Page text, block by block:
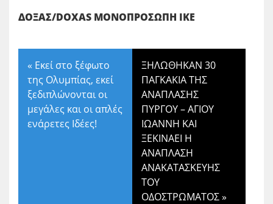
ΔΟΞΑΣ/DOXAS ΜΟΝΟΠΡΟΣΩΠΗ ΙΚΕ
« Εκεί στο ξέφωτο
της Ολυμπίας, εκεί
ξεδιπλώνονται οι
μεγάλες και οι απλές
ενάρετες Ιδέες!
ΞΗΛΩΘΗΚΑΝ 30
ΠΑΓΚΑΚΙΑ ΤΗΣ
ΑΝΑΠΛΑΣΗΣ
ΠΥΡΓΟΥ – ΑΓΙΟΥ
ΙΩΑΝΝΗ ΚΑΙ
ΞΕΚΙΝΑΕΙ Η
ΑΝΑΠΛΑΣΗ
ΑΝΑΚΑΤΑΣΚΕΥΗΣ
ΤΟΥ
ΟΔΟΣΤΡΩΜΑΤΟΣ»